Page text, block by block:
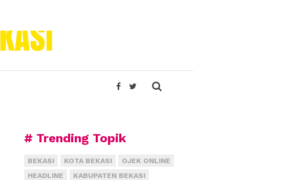
# Trending Topik
BEKASI KOTA BEKASI
OJEK ONLINE
HEADLINE
KABUPATEN BEKASI